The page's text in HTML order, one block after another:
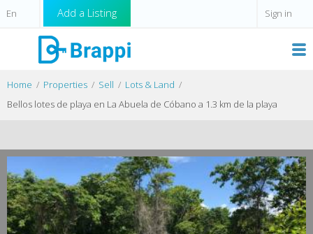
Add a Listing Sign in
Home Properties Sell
Lots & Land
Bellos lotes de playa en La Abuela de Cóbano a 1.3 km de la playa